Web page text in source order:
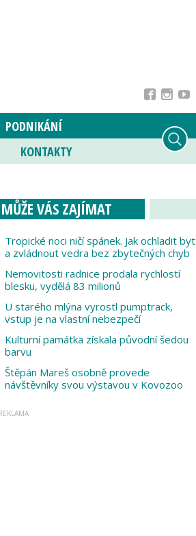
PODNIKÁNÍ
KONTAKTY
MŮŽE VÁS ZAJÍMAT
Tropické noci ničí spánek. Jak ochladit byt
a zvládnout vedra bez zbytečných chyb
Nemovitosti radnice prodala rychlostí
blesku, vydělá 83 milionů
U starého mlýna vyrostl pumptrack,
vstup je na vlastní nebezpečí
Kulturní památka získala původní šedou
barvu
Štěpán Mareš osobně provede
návštěvníky svou výstavou v Kovozoo